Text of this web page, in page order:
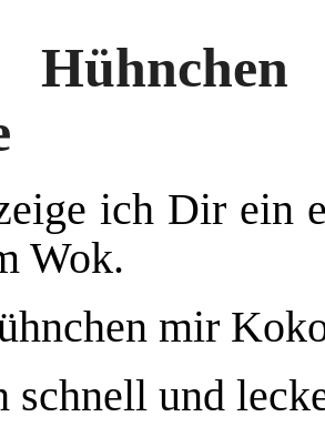
ich Dir ein
Wok.
mir
schnell und